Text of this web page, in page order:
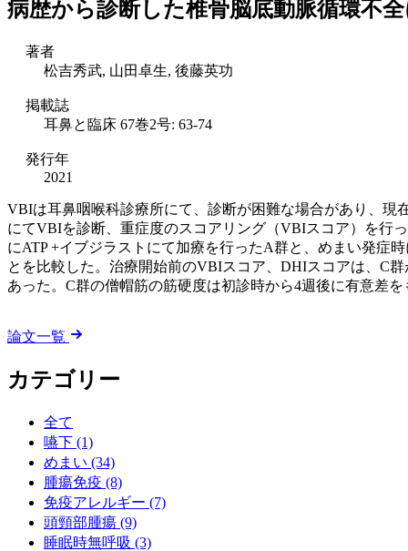
病歴から診断した椎骨脳底動脈循環不
著者
松吉秀武, 山田卓生, 後藤英功
掲載誌
耳鼻と臨床 67巻2号: 63-74
発行年
2021
VBIは耳鼻咽喉科診療所にて、診断が困難な場合があり、現
にてVBIを診断、重症度のスコアリング（VBIスコア）を行
にATP +イブジラストにて加療を行ったA群と、めまい発症
とを比較した。治療開始前のVBIスコア、DHIスコアは、C
あった。C群の僧帽筋の筋硬度は初診時から4週後に有意差
論文一覧
カテゴリー
全て
嚥下 (1)
めまい (34)
腫瘍免疫 (8)
免疫アレルギー (7)
頭頸部腫瘍 (9)
睡眠時無呼吸 (3)